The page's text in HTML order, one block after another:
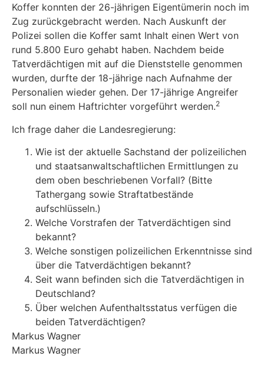
Koffer konnten der 26-jährigen Eigentümerin noch im
Zug zurückgebracht werden. Nach Auskunft der
Polizei sollen die Koffer samt Inhalt einen Wert von
rund 5.800 Euro gehabt haben. Nachdem beide
Tatverdächtigen mit auf die Dienststelle genommen
wurden, durfte der 18-jährige nach Aufnahme der
Personalien wieder gehen. Der 17-jährige Angreifer
soll nun einem Haftrichter vorgeführt werden.2
Ich frage daher die Landesregierung:
Wie ist der aktuelle Sachstand der polizeilichen
und staatsanwaltschaftlichen Ermittlungen zu
dem oben beschriebenen Vorfall? (Bitte
Tathergang sowie Straftatbestände
aufschlüsseln.)
Welche Vorstrafen der Tatverdächtigen sind
bekannt?
Welche sonstigen polizeilichen Erkenntnisse sind
über die Tatverdächtigen bekannt?
Seit wann befinden sich die Tatverdächtigen in
Deutschland?
Über welchen Aufenthaltsstatus verfügen die
beiden Tatverdächtigen?
Markus Wagner
Markus Wagner